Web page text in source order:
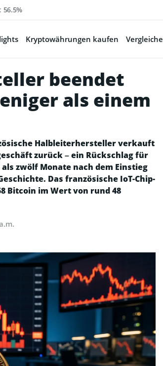
56.5%
Kryptowährungen kaufen Vergleiche
beendet
als einem
Halbleiterhersteller verkauft
zurück – ein Rückschlag für
zwölf Monate nach dem Einstieg
Das französische IoT-Chip-
Bitcoin im Wert von rund 48